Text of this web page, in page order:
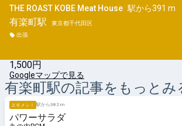
THE ROAST KOBE Meat House 駅から391 m
有楽町駅
東京都千代田区
出張
1,500円
Googleマップで見る
有楽町駅の記事をもっとみ
エキメシ！ 駅から382 m
パワーサラダ